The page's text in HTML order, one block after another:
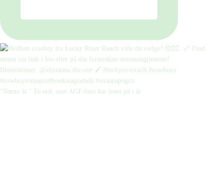
“Næste år.” To ord, som AGF-fans har levet på i år